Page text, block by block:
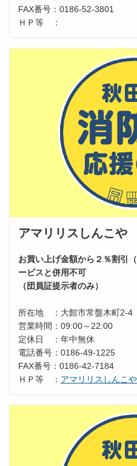
FAX番号：0186-52-3801
ＨＰ等 ：
アマリリスしんこや
お買い上げ金額から２％割引
ービスと併用不可
（団員証提示者のみ）
所在地 ：大館市常盤木町2-4
営業時間：09:00～22:00
定休日 ：年中無休
電話番号：0186-49-1225
FAX番号：0186-42-7184
ＨＰ等 ： アマリリスしんこや